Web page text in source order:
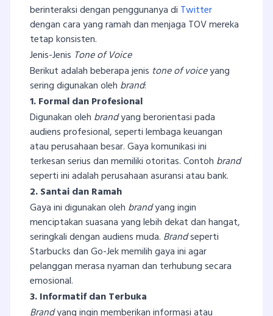
berinteraksi dengan penggunanya di Twitter
dengan cara yang ramah dan menjaga TOV mereka
tetap konsisten.
Jenis-Jenis Tone of Voice
Berikut adalah beberapa jenis tone of voiceyang
sering digunakan oleh brand:
1. Formal dan Profesional
Digunakan oleh brandyang berorientasi pada
audiens profesional, seperti lembaga keuangan
atau perusahaan besar. Gaya komunikasi ini
terkesan serius dan memiliki otoritas. Contoh brand
seperti ini adalah perusahaan asuransi atau bank.
2. Santai dan Ramah
Gaya ini digunakan oleh brandyang ingin
menciptakan suasana yang lebih dekat dan hangat,
seringkali dengan audiens muda. Brandseperti
Starbucks dan Go-Jek memilih gaya ini agar
pelanggan merasa nyaman dan terhubung secara
emosional.
3. Informatif dan Terbuka
Brandyang ingin memberikan informasi atau